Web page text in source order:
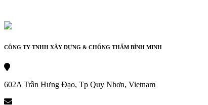
CÔNG TY TNHH XÂY DỰNG & CHỐNG THẤM BÌNH MINH
602A Trần Hưng Đạo, Tp Quy Nhơn, Vietnam